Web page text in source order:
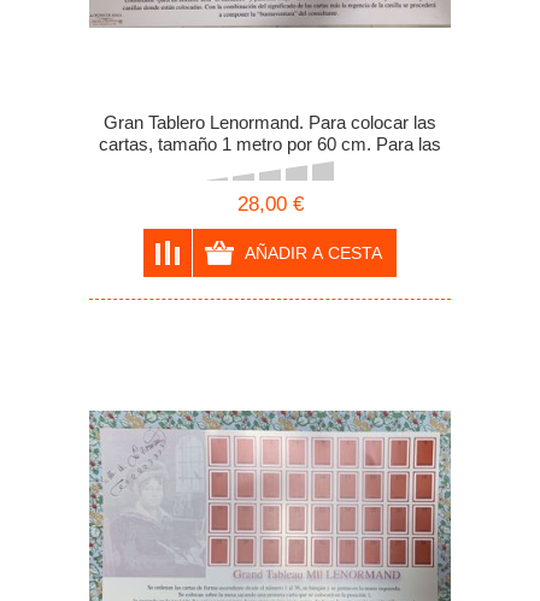
Gran Tablero Lenormand. Para colocar las
cartas, tamaño 1 metro por 60 cm. Para las
cartas oráculo Lenormand tamaño natural
28,00 €